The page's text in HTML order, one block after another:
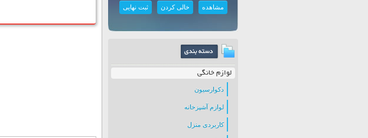
مشاهده خالی کردن ثبت نهایی
لوازم خانگی
دکوارسیون
لوازم آشپزخانه
کاربردی منزل